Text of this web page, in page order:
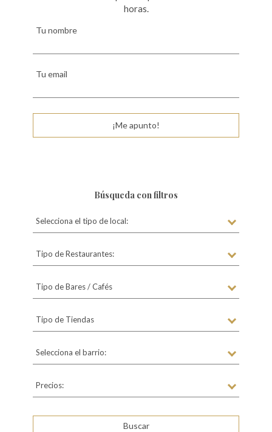
horas.
Tu nombre
Tu email
¡Me apunto!
Búsqueda con filtros
Selecciona el tipo de local:
Tipo de Restaurantes:
Tipo de Bares / Cafés
Tipo de Tiendas
Selecciona el barrio:
Precios: